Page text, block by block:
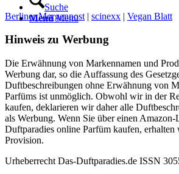
Suche
Menü Menü
Berliner Morgenpost | scinexx | Vegan Blatt
Hinweis zu Werbung
Die Erwähnung von Markennamen und
Werbung dar, so die Auffassung des
Duftbeschreibungen ohne Erwähnung von
Parfüms ist unmöglich. Obwohl wir in der
kaufen, deklarieren wir daher alle
als Werbung. Wenn Sie über einen
Duftparadies online Parfüm kaufen,
Provision.
Urheberrecht Das-Duftparadies.de ISSN